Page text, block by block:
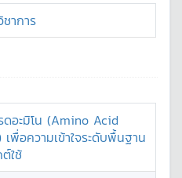
ชาการ
ดอะมิโน (Amino Acid
พื่อความเข้าใจระดับพื้นฐาน
ใช้